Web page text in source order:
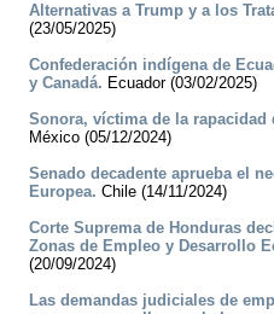
Alternativas a Trump y a los
(23/05/2025)
Confederación indígena de
y Canadá. Ecuador (03/02/2025)
Sonora, víctima de la rapacidad
México (05/12/2024)
Senado decadente aprueba el
Europea. Chile (14/11/2024)
Corte Suprema de Honduras
Zonas de Empleo y Desarrollo
(20/09/2024)
Las demandas judiciales de